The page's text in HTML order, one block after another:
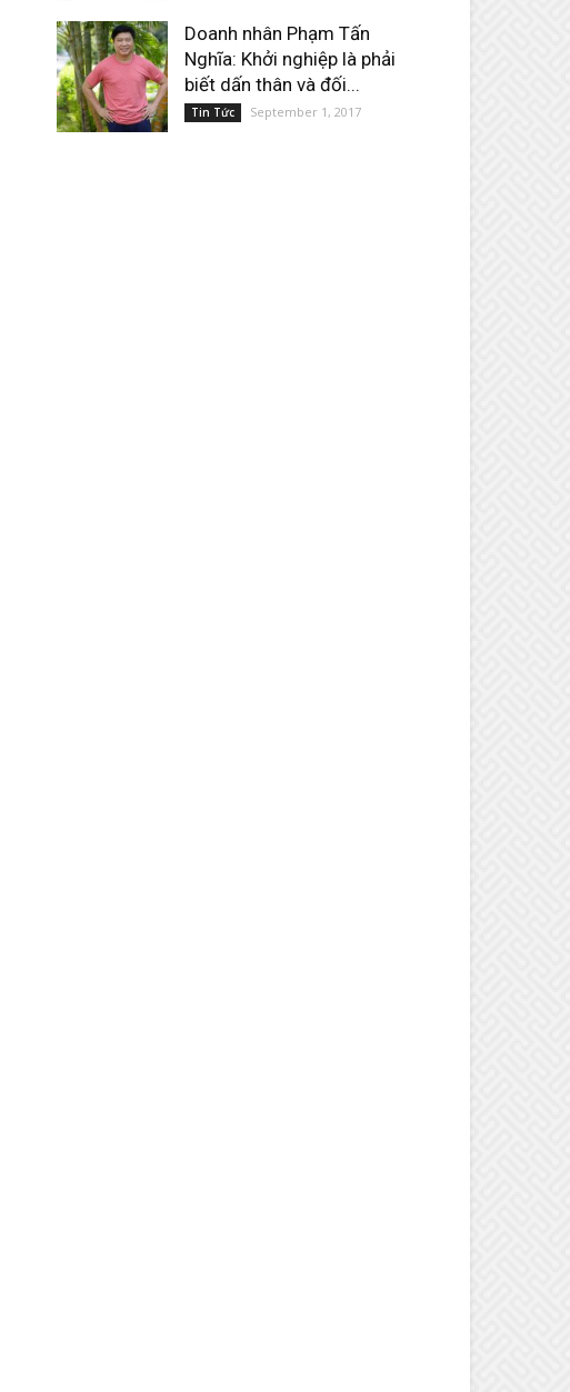
Doanh nhân Phạm Tấn
Nghĩa: Khởi nghiệp là phải
biết dấn thân và đối...
Tin Tức September 1, 2017